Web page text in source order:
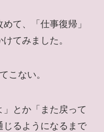
て、「仕事復帰」
てみました。
こない。
とか「また戻って
じるようになるまで